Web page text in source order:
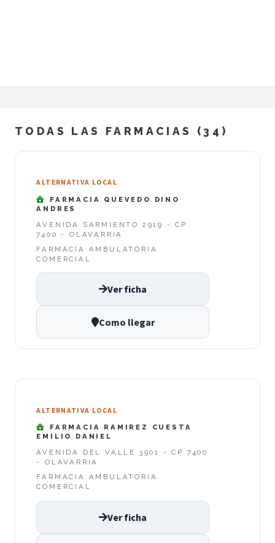
TODAS LAS FARMACIAS (34)
ALTERNATIVA LOCAL
FARMACIA QUEVEDO DINO
ANDRES
AVENIDA SARMIENTO 2919 - CP
7400 - OLAVARRIA
FARMACIA AMBULATORIA
COMERCIAL
Ver ficha
Como llegar
ALTERNATIVA LOCAL
FARMACIA RAMIREZ CUESTA
EMILIO DANIEL
AVENIDA DEL VALLE 3901 - CP 7400
- OLAVARRIA
FARMACIA AMBULATORIA
COMERCIAL
Ver ficha